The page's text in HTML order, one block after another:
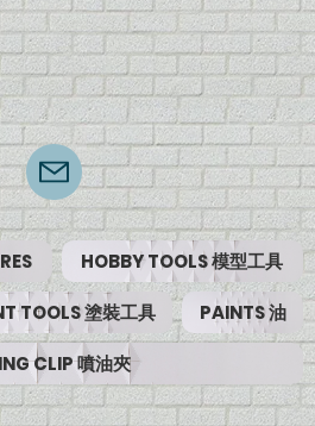
HOBBY TOOLS 模型工具
TOOLS 塗裝工具 PAINTS 油
CLIP 噴油夾